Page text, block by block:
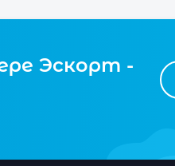
Эскорт -